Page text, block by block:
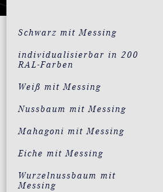
Schwarz mit Messing
individualisierbar in 200
RAL-Farben
Weiß mit Messing
Nussbaum mit Messing
Mahagoni mit Messing
Eiche mit Messing
Wurzelnussbaum mit
Messing